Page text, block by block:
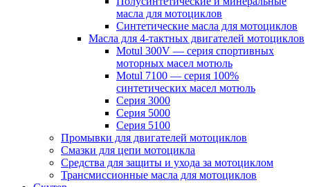
масла для мотоциклов
Синтетические масла для мотоциклов
Масла для 4-тактных двигателей мотоциклов
Motul 300V — серия спортивных
моторных масел мотюль
Motul 7100 — серия 100%
синтетических масел мотюль
Серия 3000
Серия 5000
Серия 5100
Промывки для двигателей мотоциклов
Смазки для цепи мотоцикла
Средства для защиты и ухода за мотоциклом
Трансмиссионные масла для мотоциклов